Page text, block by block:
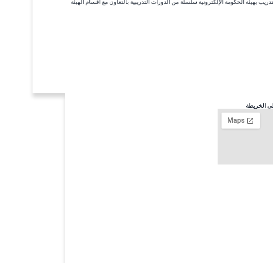
بهيئة الحكومة الإلكترونية سلسلة من الدورات التدريبية بالتعاون مع أقسام الهيئة
الخريطة